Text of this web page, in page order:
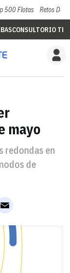
500 Flotas Retos Del
CONSULTORIO
mayo
redondas en
de
Email